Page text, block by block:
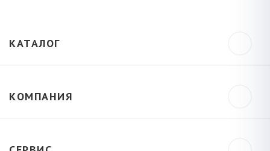
КАТАЛОГ
КОМПАНИЯ